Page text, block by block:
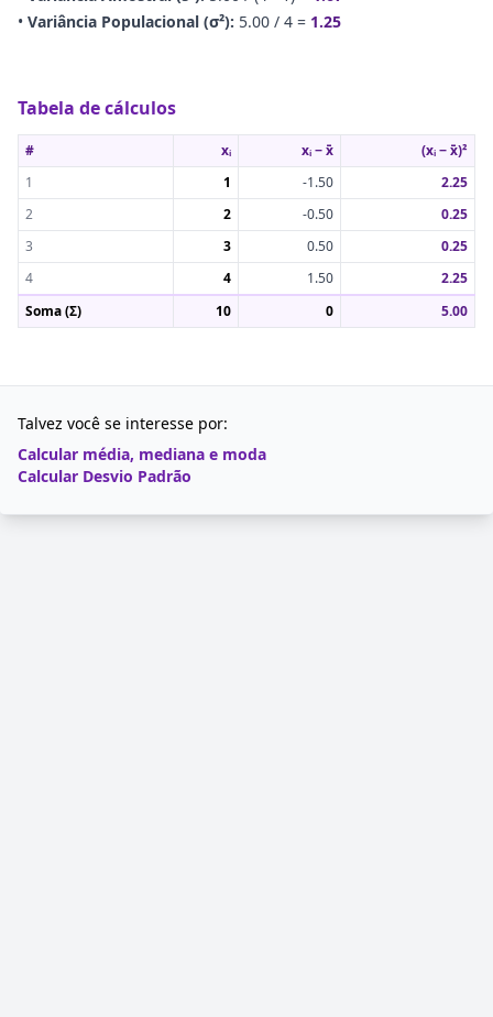
• Variância Populacional (σ²): 5.00 / 4 = 1.25
Tabela de cálculos
# xᵢ xᵢ − x̄
(xᵢ − x̄)²
1
1 -1.50
2.25
2
2 -0.50
0.25
3
3 0.50
0.25
4
4 1.50
2.25
Soma (Σ)
10 0 5.00
Talvez você se interesse por:
Calcular média, mediana e moda
Calcular Desvio Padrão